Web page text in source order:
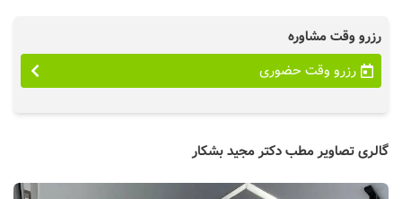
رزرو وقت مشاوره
رزرو وقت حضوری
گالری تصاویر مطب دکتر مجید بشکار